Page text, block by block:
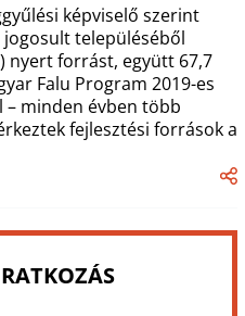
képviselő szerint
jogosult településéből
nyert forrást, együtt 67,7
Falu Program 2019-es
– minden évben több
fejlesztési források a